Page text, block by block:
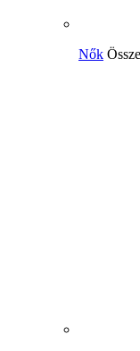
Nők